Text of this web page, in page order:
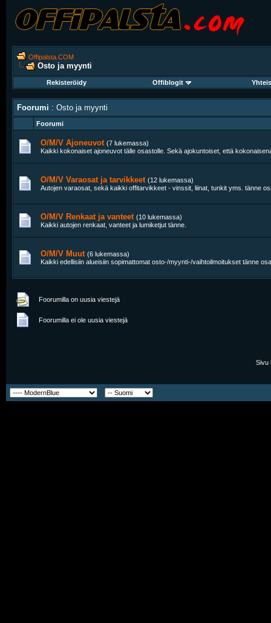
Offipalsta.COM
Osto ja myynti
Rekisteröidy Offiblogit
Foorumi : Osto ja myynti
Foorumi
O/M/V Ajoneuvot (7 lukemassa)
Kaikki kokonaiset ajoneuvot tälle osastolle. Sekä ajokuntoiset, että
O/M/V Varaosat ja tarvikkeet (12 lukemassa)
Autojen varaosat, sekä kaikki offitarvikkeet - vinssit, liinat, tunkit yms. tänne
O/M/V Renkaat ja vanteet (10 lukemassa)
Kaikki autojen renkaat, vanteet ja lumiketjut tänne.
O/M/V Muut (6 lukemassa)
Kaikki edellisiin alueisiin sopimattomat osto-/myynti-/vaihtoilmoitukset tänne
Foorumilla on uusia viestejä
Foorumilla ei ole uusia viestejä
Sivu